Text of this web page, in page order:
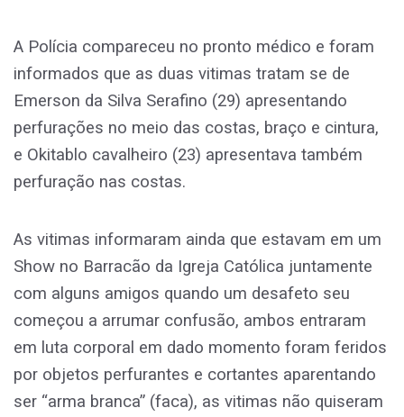
A Polícia compareceu no pronto médico e foram
informados que as duas vitimas tratam se de
Emerson da Silva Serafino (29) apresentando
perfurações no meio das costas, braço e cintura,
e Okitablo cavalheiro (23) apresentava também
perfuração nas costas.
As vitimas informaram ainda que estavam em um
Show no Barracão da Igreja Católica juntamente
com alguns amigos quando um desafeto seu
começou a arrumar confusão, ambos entraram
em luta corporal em dado momento foram feridos
por objetos perfurantes e cortantes aparentando
ser “arma branca” (faca), as vitimas não quiseram